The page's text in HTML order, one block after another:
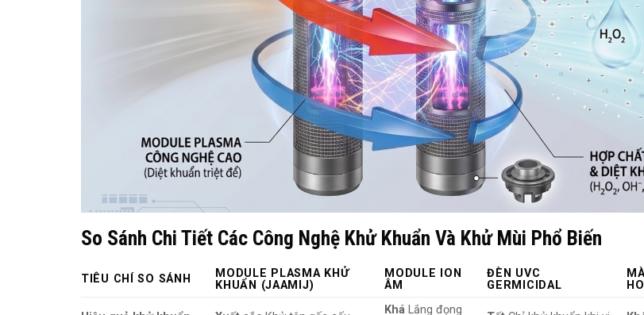
So Sánh Chi Tiết Các Công Nghệ Khử Khuẩn Và Khử Mùi Phổ Biến
TIÊU CHÍ SO SÁNH
MODULE PLASMA KHỬ
KHUẨN (JAAMIJ)
MODULE ION
ÂM
ĐÈN UVC
GERMICIDAL
Khá Lắng đọng